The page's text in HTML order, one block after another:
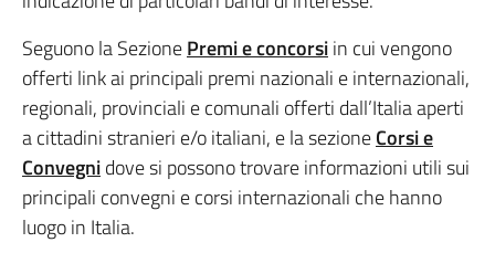
Seguono la SezionePremi e concorsiin cui vengono
offerti link ai principali premi nazionali e internazionali,
regionali, provinciali e comunali offerti dall’Italia aperti
a cittadini stranieri e/o italiani, e la sezioneCorsi e
Convegnidove si possono trovare informazioni utili sui
principali convegni e corsi internazionali che hanno
luogo in Italia.